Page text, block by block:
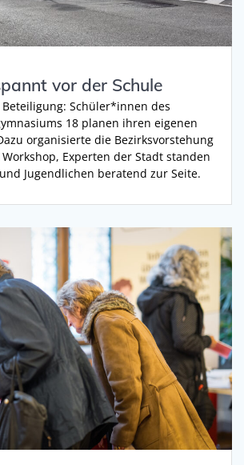
vor der Schule
Beteiligung: Schüler*innen des
18 planen ihren eigenen
organisierte die Bezirksvorstehung
Experten der Stadt standen
Jugendlichen beratend zur Seite.